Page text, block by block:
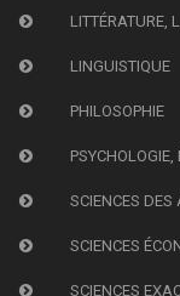
LITTÉRATURE,
LINGUISTIQUE
PHILOSOPHIE
PSYCHOLOGIE,
SCIENCES DES
SCIENCES
SCIENCES